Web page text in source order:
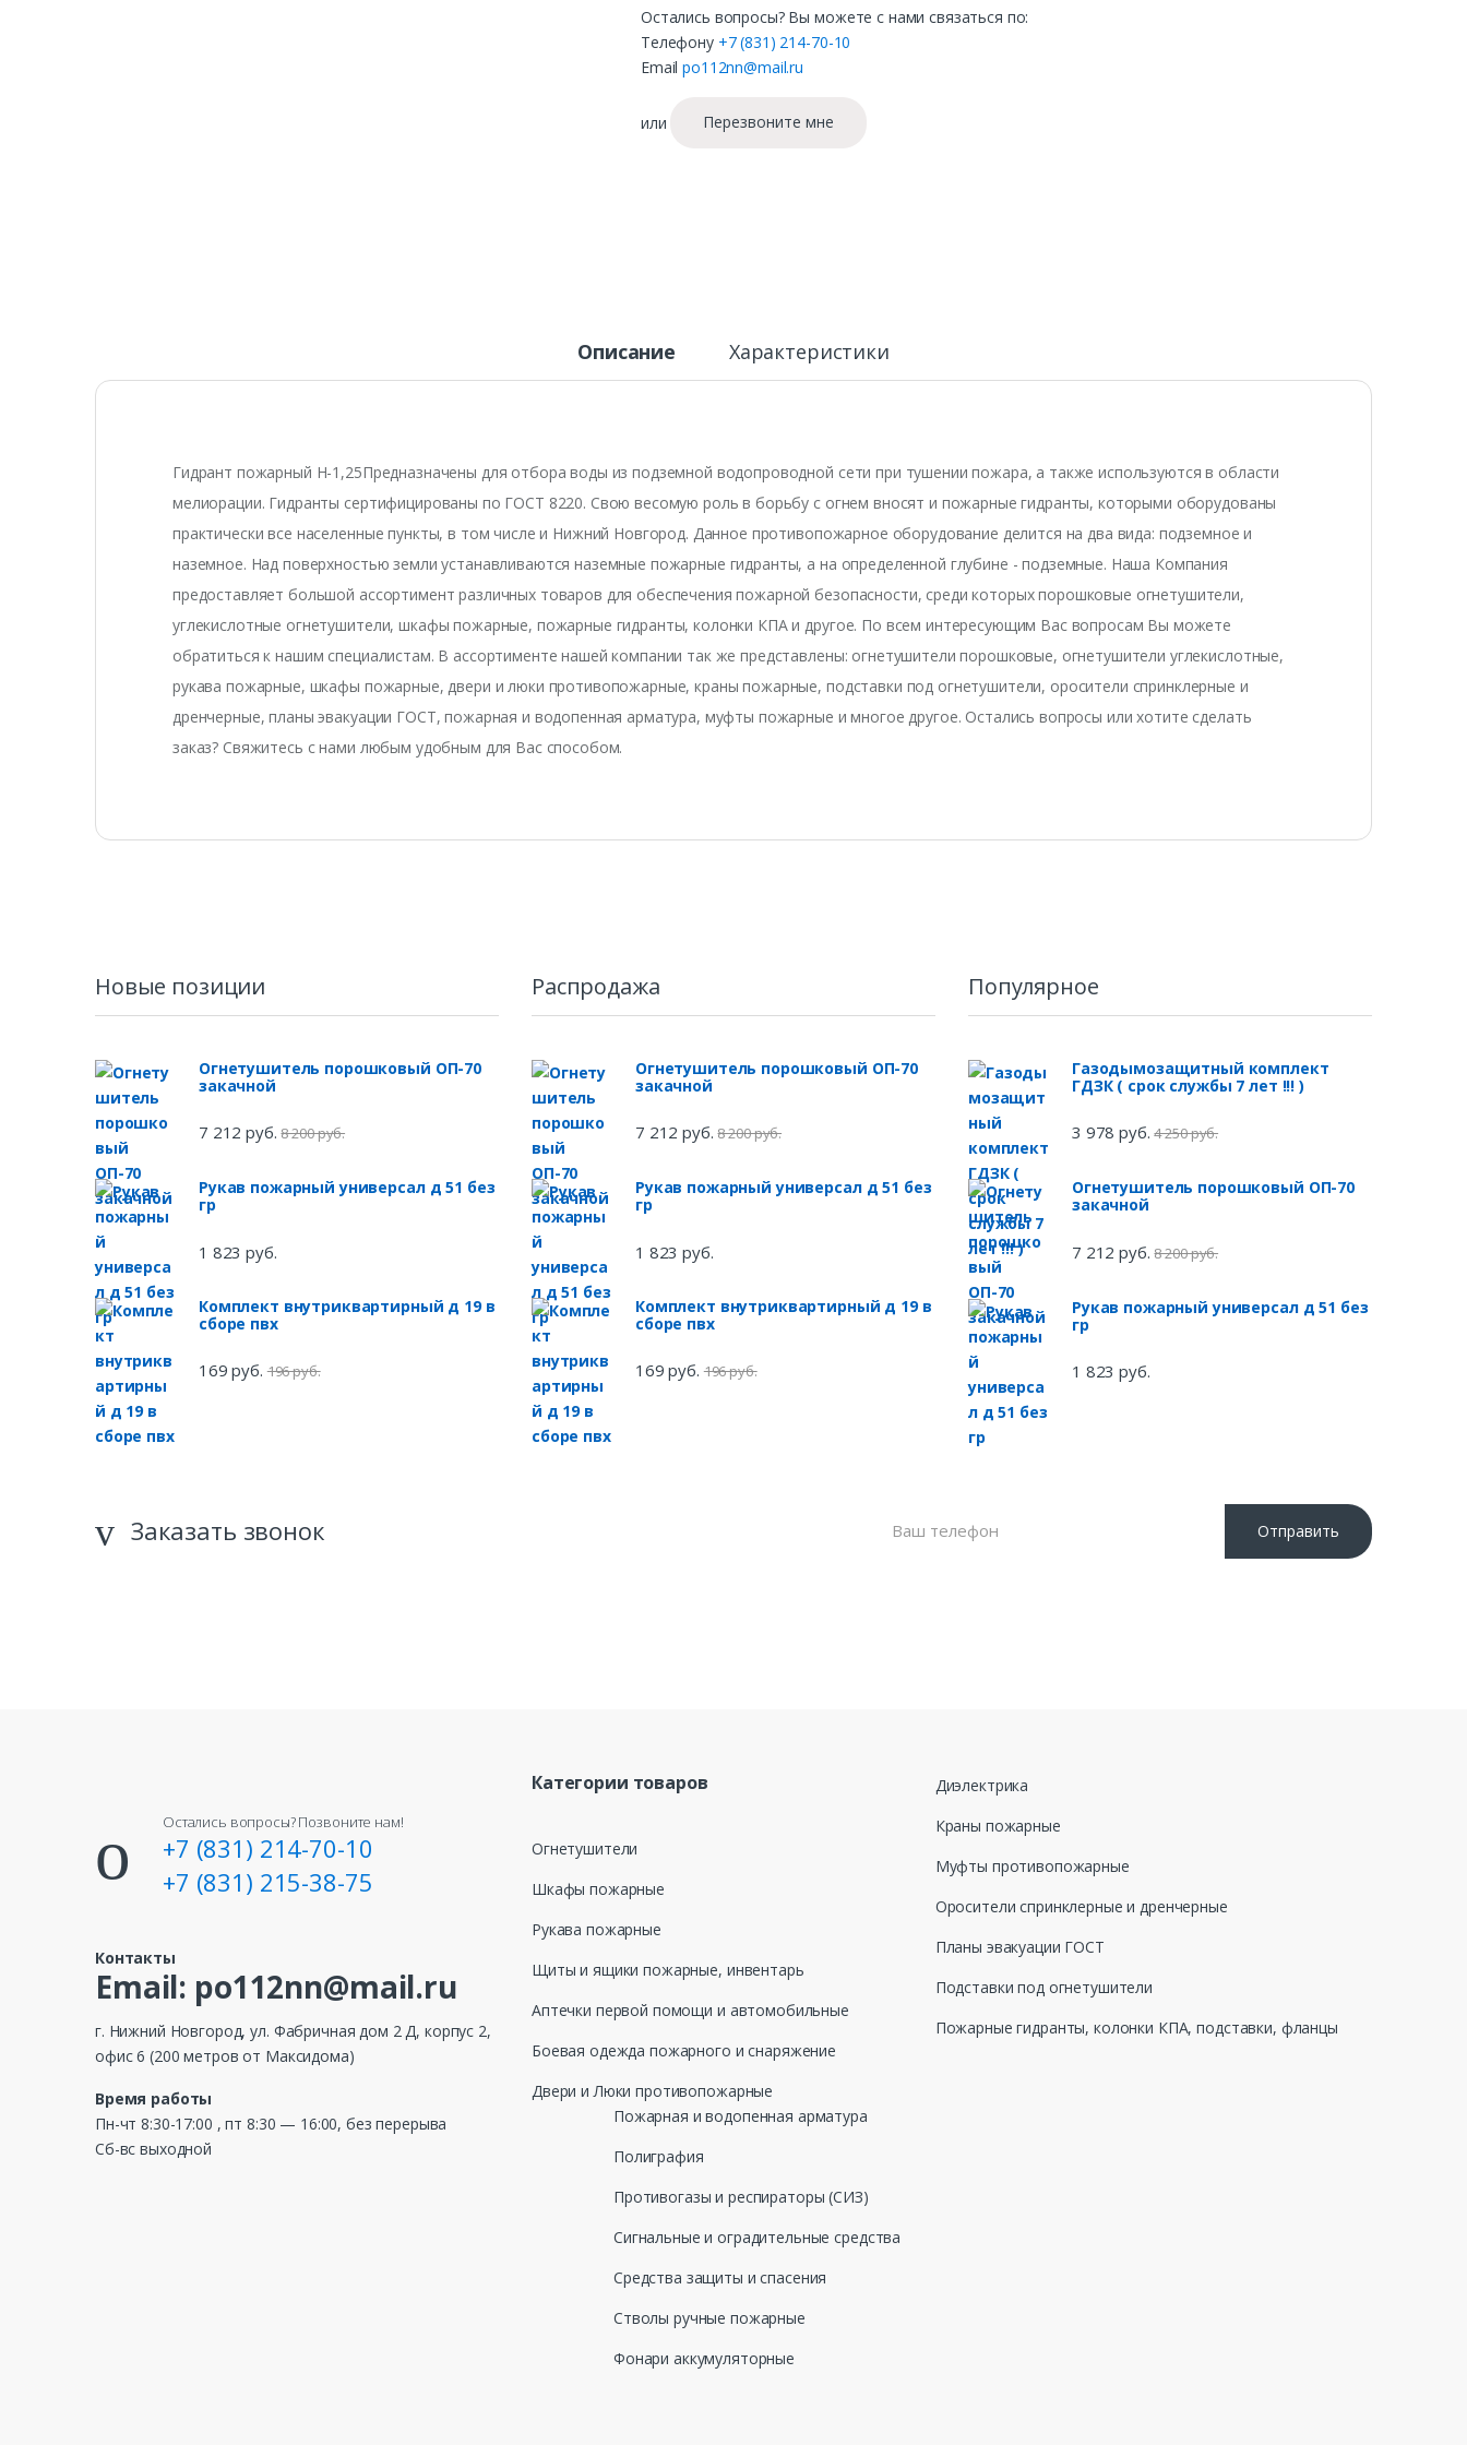
Остались вопросы? Вы можете с нами связаться по:
Телефону +7 (831) 214-70-10
Emailpo112nn@mail.ru
или Перезвоните мне
Описание Характеристики
Гидрант пожарный Н-1,25Предназначены для отбора воды из подземной водопроводной сети при тушении пожара, а также используются в области
мелиорации. Гидранты сертифицированы по ГОСТ 8220. Свою весомую роль в борьбу с огнем вносят и пожарные гидранты, которыми оборудованы
практически все населенные пункты, в том числе и Нижний Новгород. Данное противопожарное оборудование делится на два вида: подземное и
наземное. Над поверхностью земли устанавливаются наземные пожарные гидранты, а на определенной глубине - подземные. Наша Компания
предоставляет большой ассортимент различных товаров для обеспечения пожарной безопасности, среди которых порошковые огнетушители,
углекислотные огнетушители, шкафы пожарные, пожарные гидранты, колонки КПА и другое. По всем интересующим Вас вопросам Вы можете
обратиться к нашим специалистам. В ассортименте нашей компании так же представлены: огнетушители порошковые, огнетушители углекислотные,
рукава пожарные, шкафы пожарные, двери и люки противопожарные, краны пожарные, подставки под огнетушители, оросители спринклерные и
дренчерные, планы эвакуации ГОСТ, пожарная и водопенная арматура, муфты пожарные и многое другое. Остались вопросы или хотите сделать
заказ? Свяжитесь с нами любым удобным для Вас способом.
Новые позиции
Огнетушитель порошковый ОП-70
закачной
7 212 руб. 8 200 руб.
Рукав пожарный универсал д 51 без
гр
1 823 руб.
Комплект внутриквартирный д 19 в
сборе пвх
169 руб. 196 руб.
Распродажа
Огнетушитель порошковый ОП-70
закачной
7 212 руб. 8 200 руб.
Рукав пожарный универсал д 51 без
гр
1 823 руб.
Комплект внутриквартирный д 19 в
сборе пвх
169 руб. 196 руб.
Популярное
Газодымозащитный комплект
ГДЗК ( срок службы 7 лет !!! )
3 978 руб. 4 250 руб.
Огнетушитель порошковый ОП-70
закачной
7 212 руб. 8 200 руб.
Рукав пожарный универсал д 51 без
гр
1 823 руб.
Заказать звонок Отправить
Категории товаров
Огнетушители
Шкафы пожарные
Рукава пожарные
Щиты и ящики пожарные, инвентарь
Аптечки первой помощи и автомобильные
Боевая одежда пожарного и снаряжение
Двери и Люки противопожарные
Диэлектрика
Краны пожарные
Муфты противопожарные
Оросители спринклерные и дренчерные
Планы эвакуации ГОСТ
Подставки под огнетушители
Пожарные гидранты, колонки КПА, подставки, фланцы
Пожарная и водопенная арматура
Полиграфия
Противогазы и респираторы (СИЗ)
Сигнальные и оградительные средства
Средства защиты и спасения
Стволы ручные пожарные
Фонари аккумуляторные
Остались вопросы? Позвоните нам!
+7 (831) 214-70-10
+7 (831) 215-38-75
Контакты
Email: po112nn@mail.ru
г. Нижний Новгород, ул. Фабричная дом 2 Д, корпус 2,
офис 6 (200 метров от Максидома)
Время работы
Пн-чт 8:30-17:00 , пт 8:30 — 16:00, без перерыва
Сб-вс выходной